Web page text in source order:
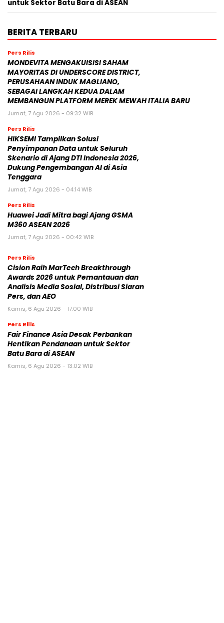
untuk Sektor Batu Bara di ASEAN
BERITA TERBARU
Pers Rilis
MONDEVITA MENGAKUISISI SAHAM
MAYORITAS DI UNDERSCORE DISTRICT,
PERUSAHAAN INDUK MAGLIANO,
SEBAGAI LANGKAH KEDUA DALAM
MEMBANGUN PLATFORM MEREK MEWAH ITALIA BARU
Jumat, 7 Agu 2026 - 09:32 WIB
Pers Rilis
HIKSEMI Tampilkan Solusi
Penyimpanan Data untuk Seluruh
Skenario di Ajang DTI Indonesia 2026,
Dukung Pengembangan AI di Asia
Tenggara
Jumat, 7 Agu 2026 - 04:14 WIB
Pers Rilis
Huawei Jadi Mitra bagi Ajang GSMA
M360 ASEAN 2026
Jumat, 7 Agu 2026 - 00:42 WIB
Pers Rilis
Cision Raih MarTech Breakthrough
Awards 2026 untuk Pemantauan dan
Analisis Media Sosial, Distribusi Siaran
Pers, dan AEO
Kamis, 6 Agu 2026 - 17:00 WIB
Pers Rilis
Fair Finance Asia Desak Perbankan
Hentikan Pendanaan untuk Sektor
Batu Bara di ASEAN
Kamis, 6 Agu 2026 - 13:02 WIB